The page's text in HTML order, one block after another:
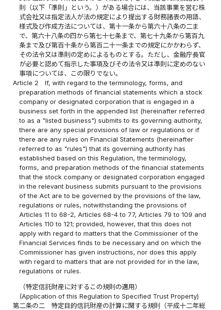
則（以下「準則」という。）がある場合には、当該事業を営む株
式会社又は指定法人が法の規定により提出する財務諸表の用語、
様式及び作成方法については、第十一条から第六十八条の二ま
で、第六十八条の四から第七十七条まで、第七十九条から第百九
条まで及び第百十条から第百二十一条までの規定にかかわらず、
その法令又は準則の定めによるものとする。ただし、金融庁長官
が必要と認めて指示した事項及びその法令又は準則に定めのない
事項については、この限りでない。
Article 2
If, with regard to the terminology, forms, and
preparation methods of financial statements which a stock
company or designated corporation that is engaged in a
business set forth in the appended list (hereinafter referred
to as a "listed business") submits to its governing authority,
there are any special provisions of law or regulations or if
there are any rules on Financial Statements (hereinafter
referred to as "rules") that its governing authority has
established based on this Regulation, the terminology,
forms, and preparation methods of the financial statements
that the stock company or designated corporation engaged
in the relevant business submits pursuant to the provisions
of the Act are to be governed by the provisions of the law,
regulations or rules, notwithstanding the provisions of
Articles 11 to 68-2, Articles 68-4 to 77, Articles 79 to 109 and
Articles 110 to 121; provided, however, that this does not
apply with regard to matters that the Commissioner of the
Financial Services finds to be necessary and on which the
Commissioner has given instructions, nor does this apply
with regard to matters that are not provided for in the law,
regulations or rules.
（特定信託財産に対するこの規則の適用）
(Application of this Regulation to Specified Trust Property)
第二条の二
特定目的信託財産の計算に関する規則（平成十二年総